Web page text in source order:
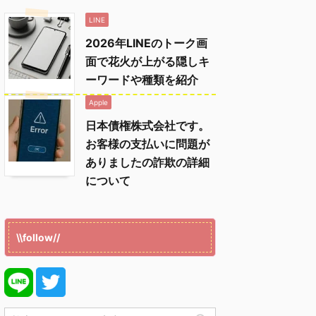
LINE
2026年LINEのトーク画
面で花火が上がる隠しキ
ーワードや種類を紹介
Apple
日本債権株式会社です。
お客様の支払いに問題が
ありましたの詐欺の詳細
について
\\follow//